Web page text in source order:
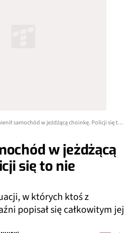
w jeżdżącą
się to nie
w których ktoś z
popisał się całkowitym jej